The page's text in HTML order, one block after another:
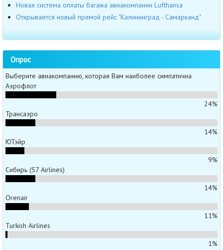
Новая система оплаты багажа авиакомпании Lufthansa
Открывается новый прямой рейс "Калининград - Самарканд"
Опрос
Выберите авиакомпанию, которая Вам наиболее симпатична
Аэрофлот
24%
Трансаэро
14%
ЮТэйр
9%
Сибирь (S7 Airlines)
14%
Orenair
11%
Turkish Airlines
1%